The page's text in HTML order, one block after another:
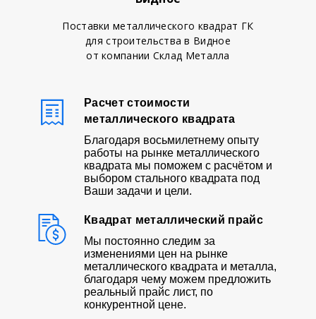
Поставки металлического квадрат ГК
для строительства в Видное
от компании Склад Металла
Расчет стоимости
металлического квадрата
Благодаря восьмилетнему опыту
работы на рынке металлического
квадрата мы поможем с расчётом и
выбором стального квадрата под
Ваши задачи и цели.
Квадрат металлический прайс
Мы постоянно следим за
изменениями цен на рынке
металлического квадрата и металла,
благодаря чему можем предложить
реальный прайс лист, по
конкурентной цене.